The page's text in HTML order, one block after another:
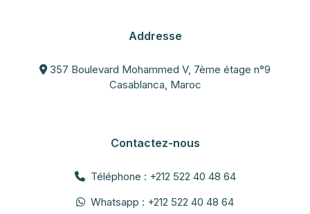
Addresse
357 Boulevard Mohammed V, 7ème étage n°9
Casablanca, Maroc
Contactez-nous
Téléphone : +212 522 40 48 64
Whatsapp : +212 522 40 48 64